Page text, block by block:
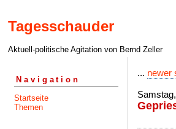
Tagesschauder
Aktuell-politische Agitation von Bernd Zeller
Navigation
Startseite
Themen
... newer